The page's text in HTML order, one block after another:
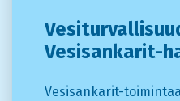
Vesisankarit-
Vesisankarit-